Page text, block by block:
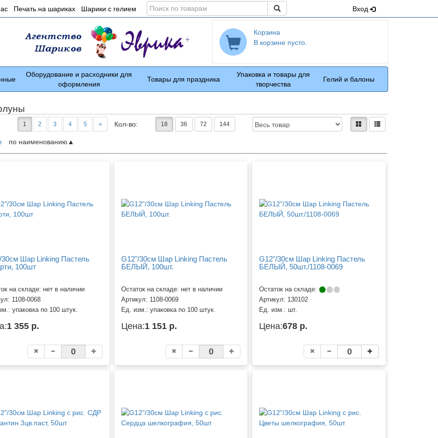
Печать на шариках Шарики с гелием
Поиск
товарам
Вход
Корзина
В корзине пусто.
Оборудование и расходники для
оформления
Товары для праздника
Упаковка и товары для
творчества
Гелий и балоны
1 2 3 4 5 » Кол-во: 18 36 72 144
Доступность: Вид:плиткамирядами
по наименованию
30см Шар Linking Пастель
100шт
на складе: нет в наличии
1108-0068
упаковка по 100 штук.
1 355 р.
G12"/30см Шар Linking Пастель
БЕЛЫЙ, 100шт.
Остаток на складе: нет в наличии
Артикул: 1108-0069
Ед. изм.: упаковка по 100 штук.
Цена:1 151 р.
G12"/30см Шар Linking Пастель
БЕЛЫЙ, 50шт./1108-0069
Остаток на складе:
Артикул: 130102
Ед. изм.: шт.
Цена:678 р.